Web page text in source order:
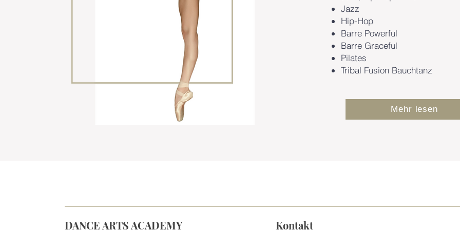
Jazz
Hip-Hop
Barre Powerful
Barre Graceful
Pilates
Tribal Fusion Bauchtanz
Mehr lesen
DANCE ARTS ACADEMY Kontakt